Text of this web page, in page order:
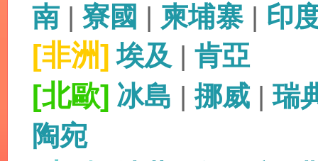
南 | 寮國 | 柬埔寨| 印
[非洲] 埃及 | 肯亞
[北歐] 冰島 |挪威 |瑞
陶宛